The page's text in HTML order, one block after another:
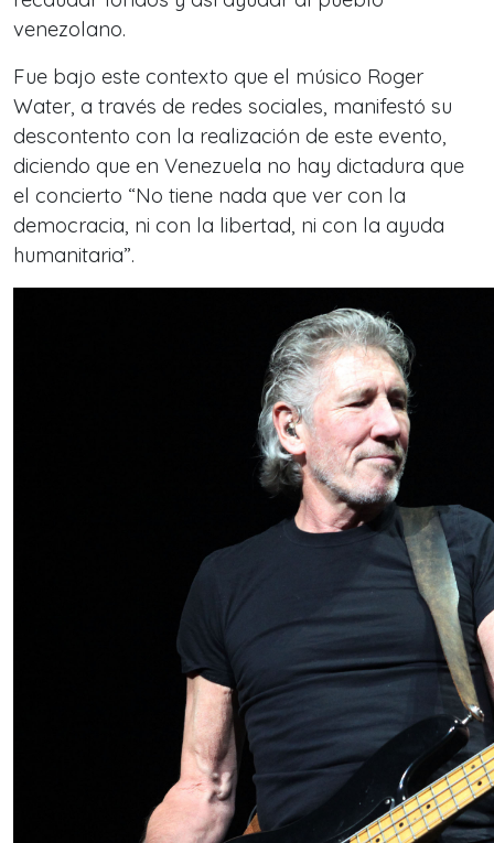
venezolano.
Fue bajo este contexto que el músico Roger
Water, a través de redes sociales, manifestó su
descontento con la realización de este evento,
diciendo que en Venezuela no hay dictadura que
el concierto “No tiene nada que ver con la
democracia, ni con la libertad, ni con la ayuda
humanitaria”.